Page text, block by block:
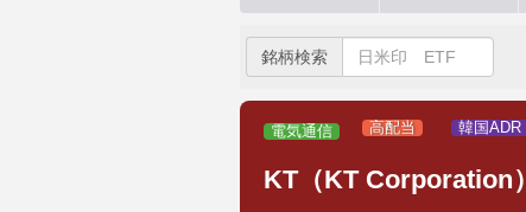
銘柄検索
電気通信 高配当 韓国ADR
KT（KT Corporation）